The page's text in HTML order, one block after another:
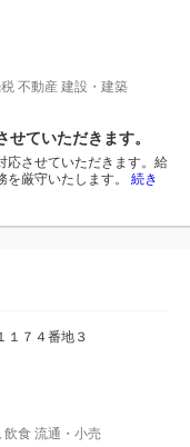
不動産 建設・建築
ていただきます。
応させていただきます。給
厳守いたします。 続き
１７４番地３
飲食 流通・小売